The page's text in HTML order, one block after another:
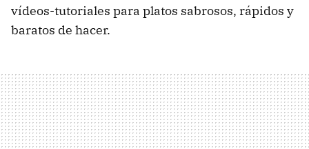
vídeos-tutoriales para platos sabrosos, rápidos y
baratos de hacer.